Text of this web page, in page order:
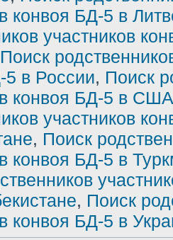
конвоя БД-5 в
участников
Поиск
5 в России, Поиск
конвоя БД-5 в США
участников
, Поиск
конвоя БД-5 в
, Поиск
конвоя БД-5 в